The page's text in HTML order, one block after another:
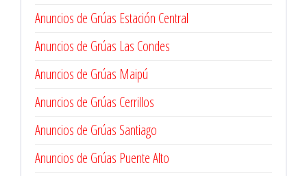
Anuncios de Grúas Estación Central
Anuncios de Grúas Las Condes
Anuncios de Grúas Maipú
Anuncios de Grúas Cerrillos
Anuncios de Grúas Santiago
Anuncios de Grúas Puente Alto